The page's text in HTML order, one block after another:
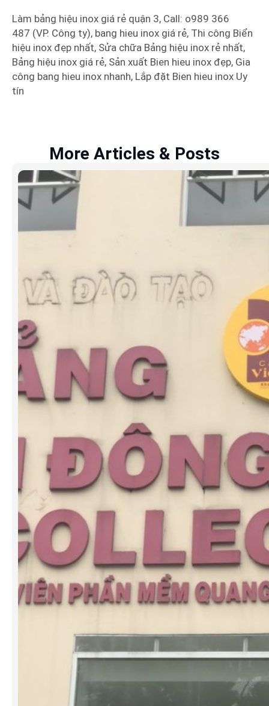
Làm bảng hiệu inox giá rẻ quận 3, Call: o989 366
487 (VP. Công ty), bang hieu inox giá rẻ, Thi công Biển
hiệu inox đẹp nhất, Sửa chữa Bảng hiệu inox rẻ nhất,
Bảng hiệu inox giá rẻ, Sản xuất Bien hieu inox đẹp, Gia
công bang hieu inox nhanh, Lắp đặt Bien hieu inox Uy
tín
More Articles & Posts